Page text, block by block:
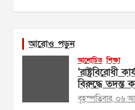
আরোও পড়ুন
আলোচিত শিক্ষা
‘রাষ্ট্রবিরোধী
বিরুদ্ধে তদন্ত
বৃহস্পতিবার, ০৬